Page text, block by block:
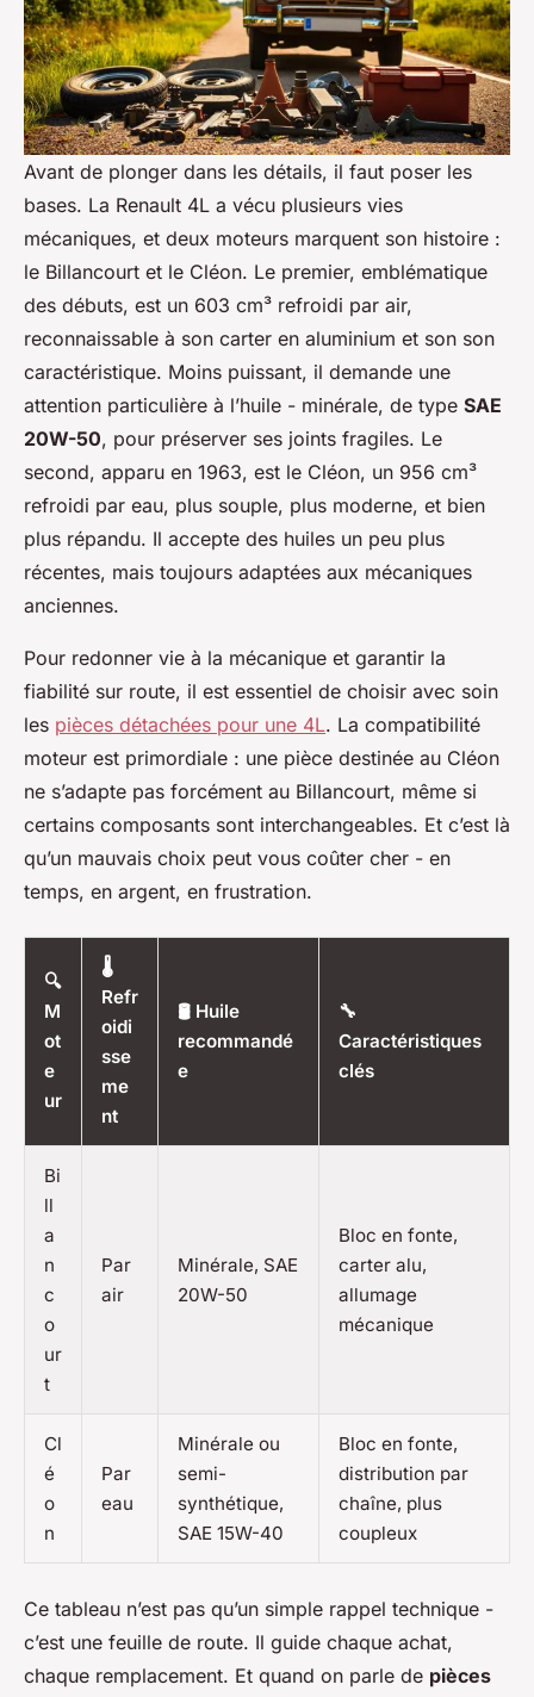
Avant de plonger dans les détails, il faut poser les
bases. La Renault 4L a vécu plusieurs vies
mécaniques, et deux moteurs marquent son histoire :
le Billancourt et le Cléon. Le premier, emblématique
des débuts, est un 603 cm³ refroidi par air,
reconnaissable à son carter en aluminium et son son
caractéristique. Moins puissant, il demande une
attention particulière à l’huile - minérale, de type SAE
20W-50, pour préserver ses joints fragiles. Le
second, apparu en 1963, est le Cléon, un 956 cm³
refroidi par eau, plus souple, plus moderne, et bien
plus répandu. Il accepte des huiles un peu plus
récentes, mais toujours adaptées aux mécaniques
anciennes.
Pour redonner vie à la mécanique et garantir la
fiabilité sur route, il est essentiel de choisir avec soin
les pièces détachées pour une 4L. La compatibilité
moteur est primordiale : une pièce destinée au Cléon
ne s’adapte pas forcément au Billancourt, même si
certains composants sont interchangeables. Et c’est là
qu’un mauvais choix peut vous coûter cher - en
temps, en argent, en frustration.
🔍
M
ot
e
ur
🌡️
Refr
oidi
sse
me
nt
🛢️ Huile
recommandé
e
🔧
Caractéristiques
clés
Bi
ll
a
n
c
o
ur
t
Par
air
Minérale, SAE
20W-50
Bloc en fonte,
carter alu,
allumage
mécanique
Cl
é
o
n
Par
eau
Minérale ou
semi-
synthétique,
SAE 15W-40
Bloc en fonte,
distribution par
chaîne, plus
coupleux
Ce tableau n’est pas qu’un simple rappel technique -
c’est une feuille de route. Il guide chaque achat,
chaque remplacement. Et quand on parle de pièces